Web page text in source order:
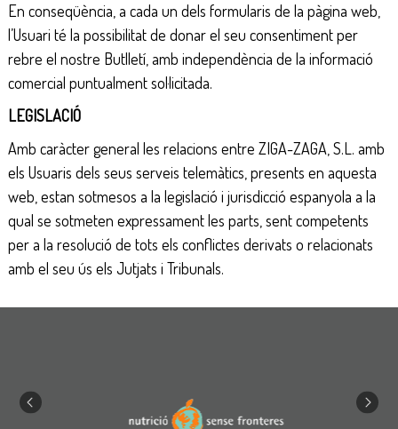
En conseqüència, a cada un dels formularis de la pàgina web,
l’Usuari té la possibilitat de donar el seu consentiment per
rebre el nostre Butlletí, amb independència de la informació
comercial puntualment sol·licitada.
LEGISLACIÓ
Amb caràcter general les relacions entre ZIGA-ZAGA, S.L. amb
els Usuaris dels seus serveis telemàtics, presents en aquesta
web, estan sotmesos a la legislació i jurisdicció espanyola a la
qual se sotmeten expressament les parts, sent competents
per a la resolució de tots els conflictes derivats o relacionats
amb el seu ús els Jutjats i Tribunals.